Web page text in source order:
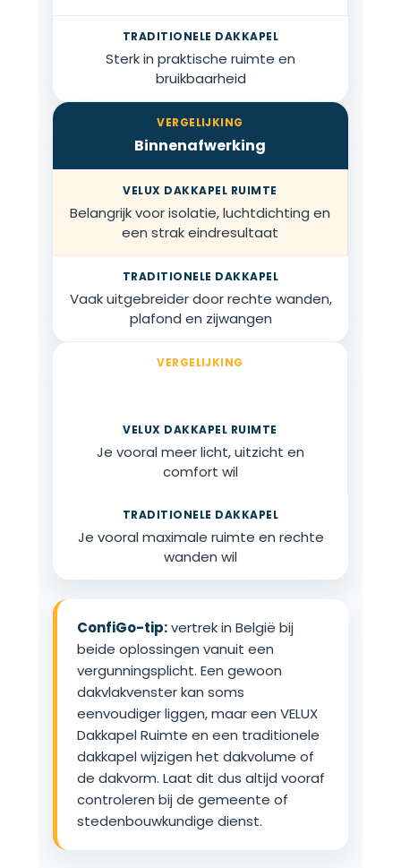
Sterk in praktische ruimte en
bruikbaarheid
Binnenafwerking
Belangrijk voor isolatie, luchtdichting en
een strak eindresultaat
Vaak uitgebreider door rechte wanden,
plafond en zijwangen
Je vooral meer licht, uitzicht en
comfort wil
Je vooral maximale ruimte en rechte
wanden wil
ConfiGo-tip:vertrek in België bij
beide oplossingen vanuit een
vergunningsplicht. Een gewoon
dakvlakvenster kan soms
eenvoudiger liggen, maar een VELUX
Dakkapel Ruimte en een traditionele
dakkapel wijzigen het dakvolume of
de dakvorm. Laat dit dus altijd vooraf
controleren bij de gemeente of
stedenbouwkundige dienst.